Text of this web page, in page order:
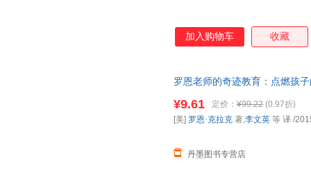
加入购物车 收藏
罗恩老师的奇迹教育：点燃孩
¥9.61 定价： ¥99.22 (0.97折)
丹墨图书专营店
[美] 罗恩·克拉克 著,李文英 等 译 /